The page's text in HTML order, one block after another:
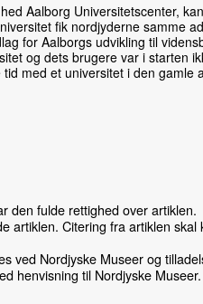
Aalborg Universitetscenter,
fik nordjyderne samme
for Aalborgs udvikling til
og dets brugere var i starten
med et universitet i den gamle
den fulde rettighed over artiklen.
artiklen. Citering fra artiklen
ved Nordjyske Museer og
henvisning til Nordjyske Museer.